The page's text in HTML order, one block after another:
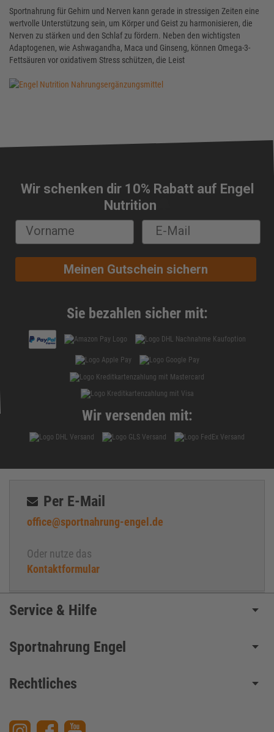
Sportnahrung für Gehirn und Nerven kann gerade in stressigen Zeiten eine
wertvolle Unterstützung sein, um Körper und Geist zu harmonisieren, die
Nerven zu stärken und den Schlaf zu fördern. Neben den wichtigsten
Adaptogenen, wie Ashwagandha, Maca und Ginseng, können Omega-3-
Fettsäuren vor oxidativem Stress schützen, die Leist
Wir schenken dir 10% Rabatt auf Engel
Nutrition
Meinen Gutschein sichern
Sie bezahlen sicher mit:
Wir versenden mit:
Per E-Mail
office@sportnahrung-engel.de
Oder nutze das
Kontaktformular
Service & Hilfe
Sportnahrung Engel
Rechtliches